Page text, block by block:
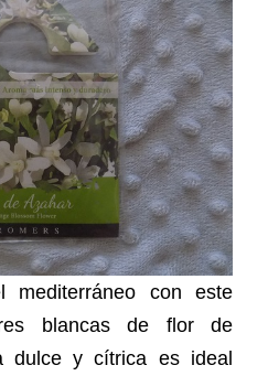
mediterráneo con este
blancas de flor de
dulce y cítrica es ideal